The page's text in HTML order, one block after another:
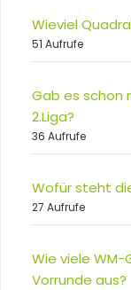
Wieviel
51 Aufrufe
Gab es schon
2.Liga?
36 Aufrufe
Wofür steht
27 Aufrufe
Wie viele
Vorrunde aus?